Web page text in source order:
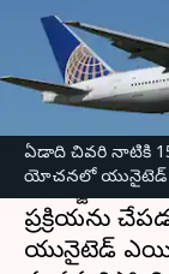
ఏడాది చివరి నాటికి
యోచనలో యునైటెడ్
వ్రాసిన వారు Stalin May
ఈ వార్తాకథనం ఏంటి
ఒక పక్క
అంతర్జాతీయ
ప్రక్రియను
యునైటెడ్